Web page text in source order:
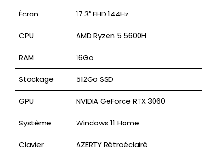
Écran 17.3″ FHD 144Hz
CPU AMD Ryzen 5 5600H
RAM 16Go
Stockage 512Go SSD
GPU NVIDIA GeForce RTX 3060
Système Windows 11 Home
Clavier AZERTY Rétroéclairé